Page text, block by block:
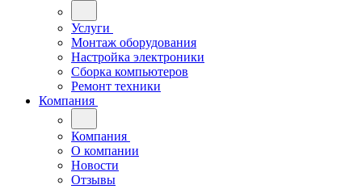
Услуги
Монтаж оборудования
Настройка электроники
Сборка компьютеров
Ремонт техники
Компания
Компания
О компании
Новости
Отзывы